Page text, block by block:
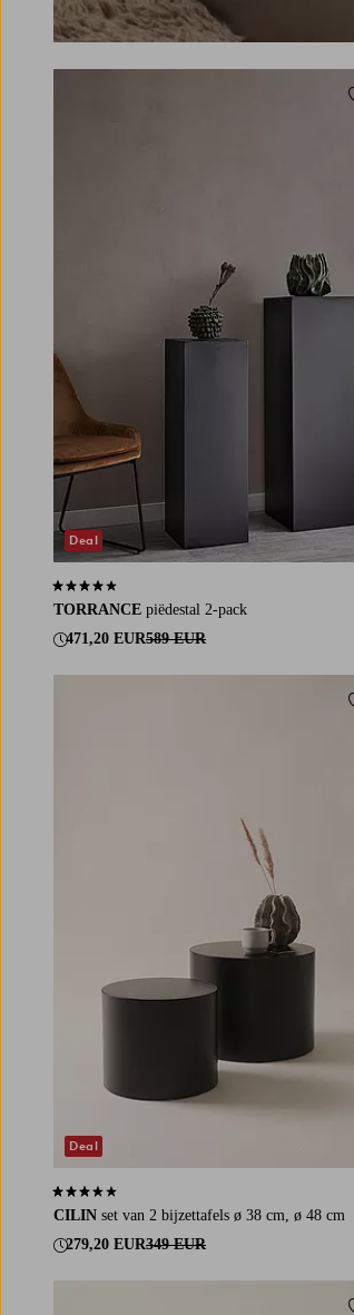
TORRANCE piëdestal 2-pack
471,20 EUR589 EUR
4,1 op basis van 10 beoordelingen
Deal
CILIN set van 2 bijzettafels ø 38 cm, ø 48 cm
279,20 EUR349 EUR
3,3 op basis van 4 beoordelingen
Deal